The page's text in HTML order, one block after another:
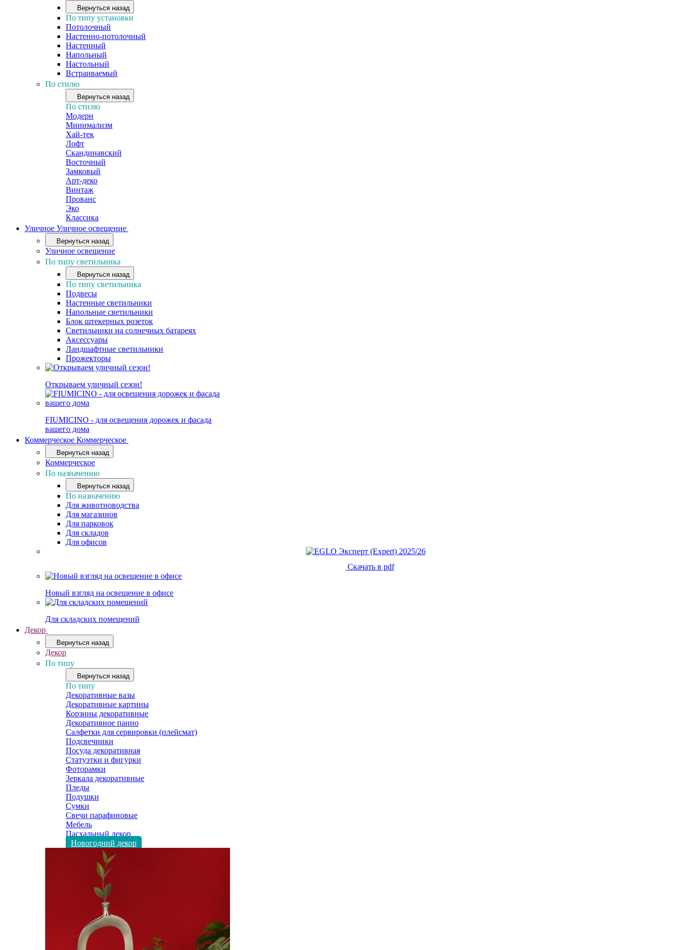
Вернуться назад
По типу установки
Потолочный
Настенно-потолочный
Настенный
Напольный
Настольный
Встраиваемый
По стилю
Вернуться назад
По стилю
Модерн
Минимализм
Хай-тек
Лофт
Скандинавский
Восточный
Замковый
Арт-деко
Винтаж
Прованс
Эко
Классика
Уличное Уличное освещение
Вернуться назад
Уличное освещение
По типу светильника
Вернуться назад
По типу светильника
Подвесы
Настенные светильники
Напольные светильники
Блок штекерных розеток
Светильники на солнечных батареях
Аксессуары
Ландшафтные светильники
Прожекторы
Открываем уличный сезон!
FIUMICINO - для освещения дорожек и фасада
вашего дома
Коммерческое Коммерческое
Вернуться назад
Коммерческое
По назначению
Вернуться назад
По назначению
Для животноводства
Для магазинов
Для парковок
Для складов
Для офисов
Скачать в pdf
Новый взгляд на освещение в офисе
Для складских помещений
Декор
Вернуться назад
Декор
По типу
Вернуться назад
По типу
Декоративные вазы
Декоративные картины
Корзины декоративные
Декоративное панно
Салфетки для сервировки (плейсмат)
Подсвечники
Посуда декоративная
Статуэтки и фигурки
Фоторамки
Зеркала декоративные
Пледы
Подушки
Сумки
Свечи парафиновые
Мебель
Пасхальный декор
Новогодний декор